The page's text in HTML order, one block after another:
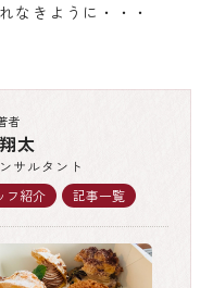
なきように・・・
者
太
サルタント
フ紹介
記事一覧